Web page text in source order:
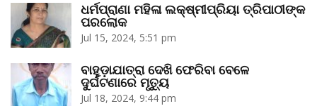
ଧର୍ମପ୍ରାଣା ମହିଳା ଲକ୍ଷ୍ମୀପ୍ରିୟା ତ୍ରିପାଠୀଙ୍କ
ପରଲୋକ
Jul 15, 2024, 5:51 pm
ବାହୁଡ଼ାଯାତ୍ରା ଦେଖି ଫେରିବା ବେଳେ
ଦୁର୍ଘଟଣାରେ ମୃତ୍ୟୁ
Jul 18, 2024, 9:44 pm